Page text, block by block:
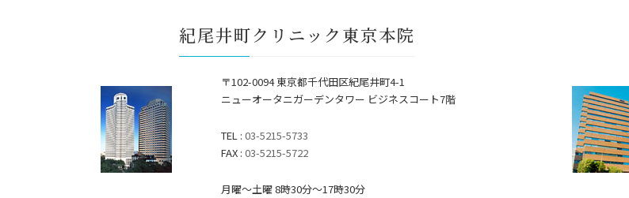
紀尾井町クリニック東京本院
〒102-0094 東京都千代田区紀尾井町4-1
ニューオータニガーデンタワー ビジネスコート7階
TEL : 03-5215-5733
FAX : 03-5215-5722
月曜～土曜 8時30分〜17時30分